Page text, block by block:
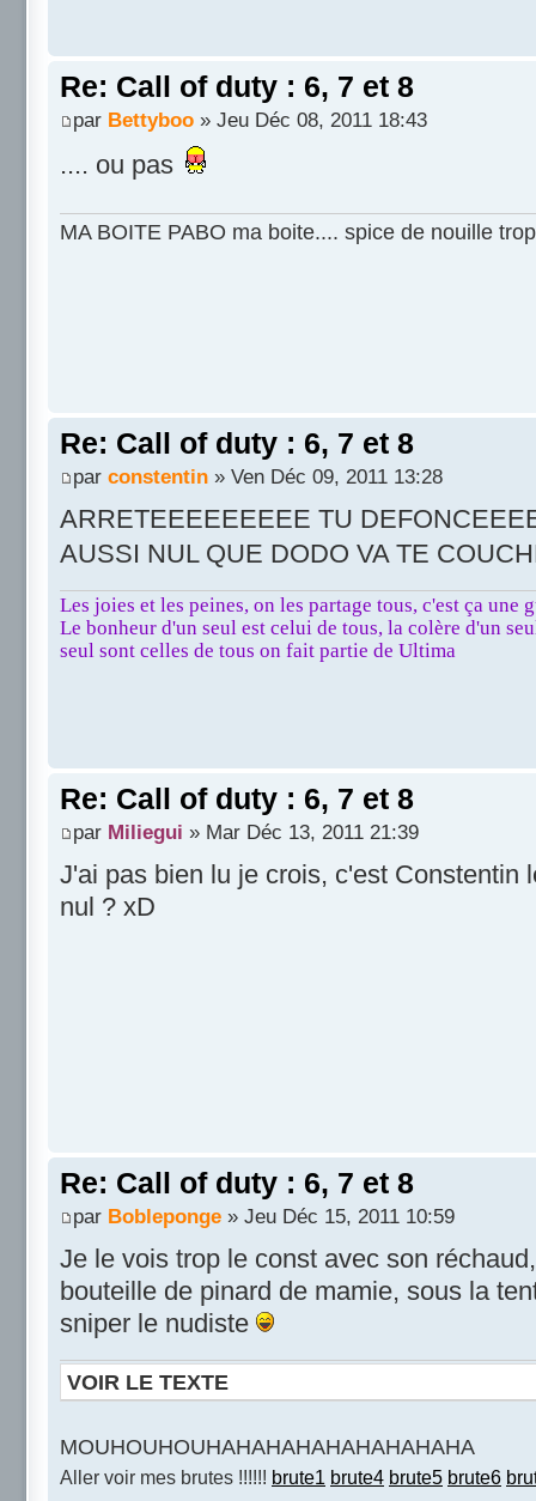
Re: Call of duty : 6, 7 et 8
par Bettyboo » Jeu Déc 08, 2011 18:43
.... ou pas
MA BOITE PABO ma boite.... spice de nouille
Re: Call of duty : 6, 7 et 8
par constentin » Ven Déc 09, 2011 13:28
ARRETEEEEEEEEE TU
AUSSI NUL QUE DODO VA TE
Les joies et les peines, on les partage tous, c'est ça une
Le bonheur d'un seul est celui de tous, la colère d'un
seul sont celles de tous on fait partie de Ultima
Re: Call of duty : 6, 7 et 8
par Miliegui » Mar Déc 13, 2011 21:39
J'ai pas bien lu je crois, c'est Constentin
nul ? xD
Re: Call of duty : 6, 7 et 8
par Bobleponge » Jeu Déc 15, 2011 10:59
Je le vois trop le const avec son
bouteille de pinard de mamie, sous la
sniper le nudiste
VOIR LE TEXTE
MOUHOUHOUHAHAHAHAHAHAHAHAHA
Aller voir mes brutes !!!!!! brute1 brute4 brute5 brute6